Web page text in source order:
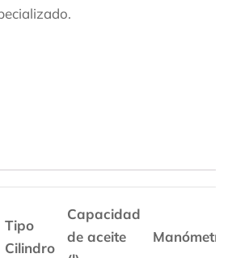
Tipo
Cilindro
Capacidad
de aceite
Manómetro